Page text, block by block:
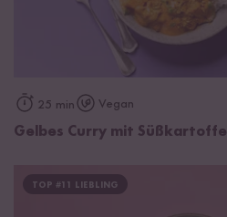
25 min Vegan
Gelbes Curry mit Süßkartoffel
TOP #11 LIEBLING